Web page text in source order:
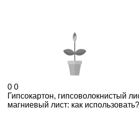
0 0
Гипсокартон, гипсоволокнистый
магниевый лист: как использовать?